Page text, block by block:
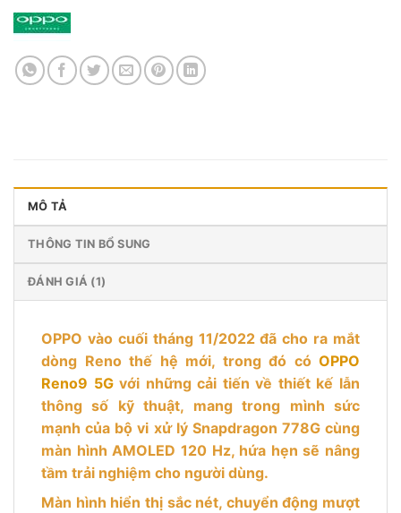
MÔ TẢ
THÔNG TIN BỔ SUNG
ĐÁNH GIÁ (1)
OPPO vào cuối tháng 11/2022 đã cho ra mắt
dòng Reno thế hệ mới, trong đó có OPPO
Reno9 5Gvới những cải tiến về thiết kế lẫn
thông số kỹ thuật, mang trong mình sức
mạnh của bộ vi xử lý Snapdragon 778G cùng
màn hình AMOLED 120 Hz, hứa hẹn sẽ nâng
tầm trải nghiệm cho người dùng.
Màn hình hiển thị sắc nét, chuyển động mượt